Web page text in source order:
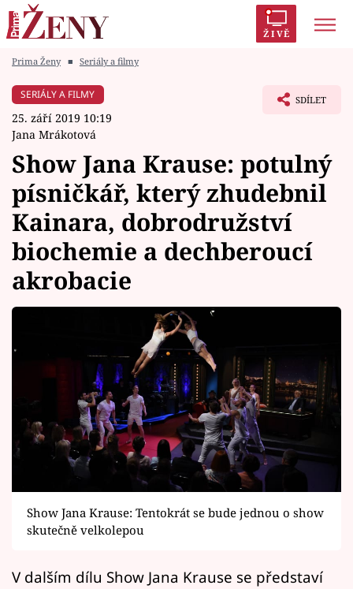
ŽIVĚ
Módní alarm
Témata
Celebrity
Vztahy
Horoskopy
Sledujte prima+
Filmový festival Karlovy Vary
Pořady
Mámy sobě
Prima Ženy ■ Seriály a filmy
SERIÁLY A FILMY
25. září 2019 10:19
Jana Mrákotová
SDÍLET
Show Jana Krause: potulný
písničkář, který zhudebnil
Kainara, dobrodružství
biochemie a dechberoucí
akrobacie
Show Jana Krause: Tentokrát se bude jednou o show
skutečně velkolepou
V dalším dílu Show Jana Krause se představí